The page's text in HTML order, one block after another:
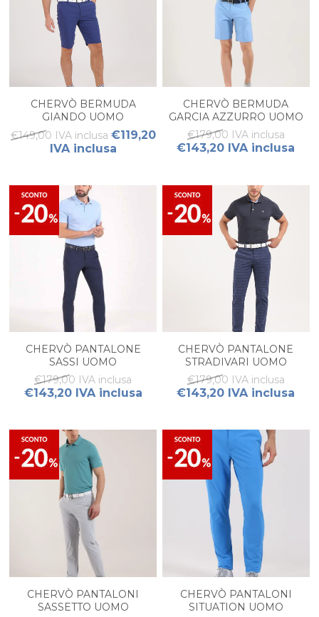
CHERVÒ BERMUDA
GIANDO UOMO
€149,00 IVA inclusa €119,20
IVA inclusa
CHERVÒ BERMUDA
GARCIA AZZURRO UOMO
€179,00 IVA inclusa
€143,20 IVA inclusa
CHERVÒ PANTALONE
SASSI UOMO
€179,00 IVA inclusa
€143,20 IVA inclusa
CHERVÒ PANTALONE
STRADIVARI UOMO
€179,00 IVA inclusa
€143,20 IVA inclusa
CHERVÒ PANTALONI
SASSETTO UOMO
CHERVÒ PANTALONI
SITUATION UOMO